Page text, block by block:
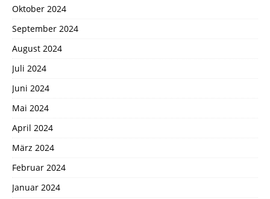
Oktober 2024
September 2024
August 2024
Juli 2024
Juni 2024
Mai 2024
April 2024
März 2024
Februar 2024
Januar 2024